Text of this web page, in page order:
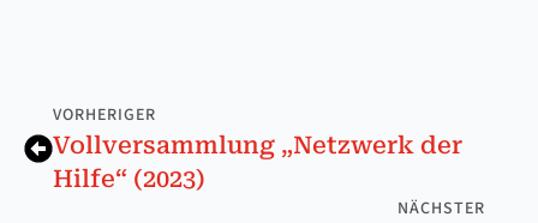
VORHERIGER
Vollversammlung „Netzwerk der
Hilfe“ (2023)
NÄCHSTER